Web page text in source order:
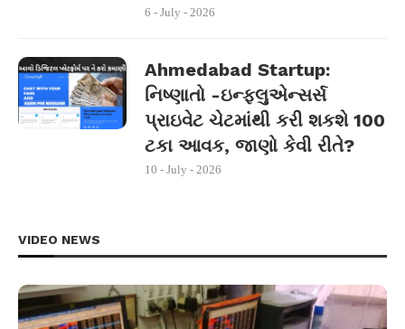
6 - July - 2026
Ahmedabad Startup:
નિષ્ણાતો -ઇન્ફ્લુએન્સર્સ
પ્રાઇવેટ ચેટમાંથી કરી શકશે 100
ટકા આવક, જાણો કેવી રીતે?
10 - July - 2026
VIDEO NEWS